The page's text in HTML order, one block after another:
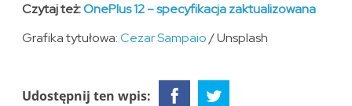
Czytaj też:OnePlus 12 – specyfikacja zaktualizowana
Grafika tytułowa:Cezar Sampaio/ Unsplash
Udostępnij ten wpis: